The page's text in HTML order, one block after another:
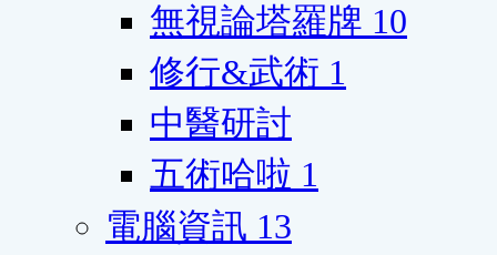
無視論塔羅牌 10
修行&武術 1
中醫研討
五術哈啦 1
電腦資訊 13